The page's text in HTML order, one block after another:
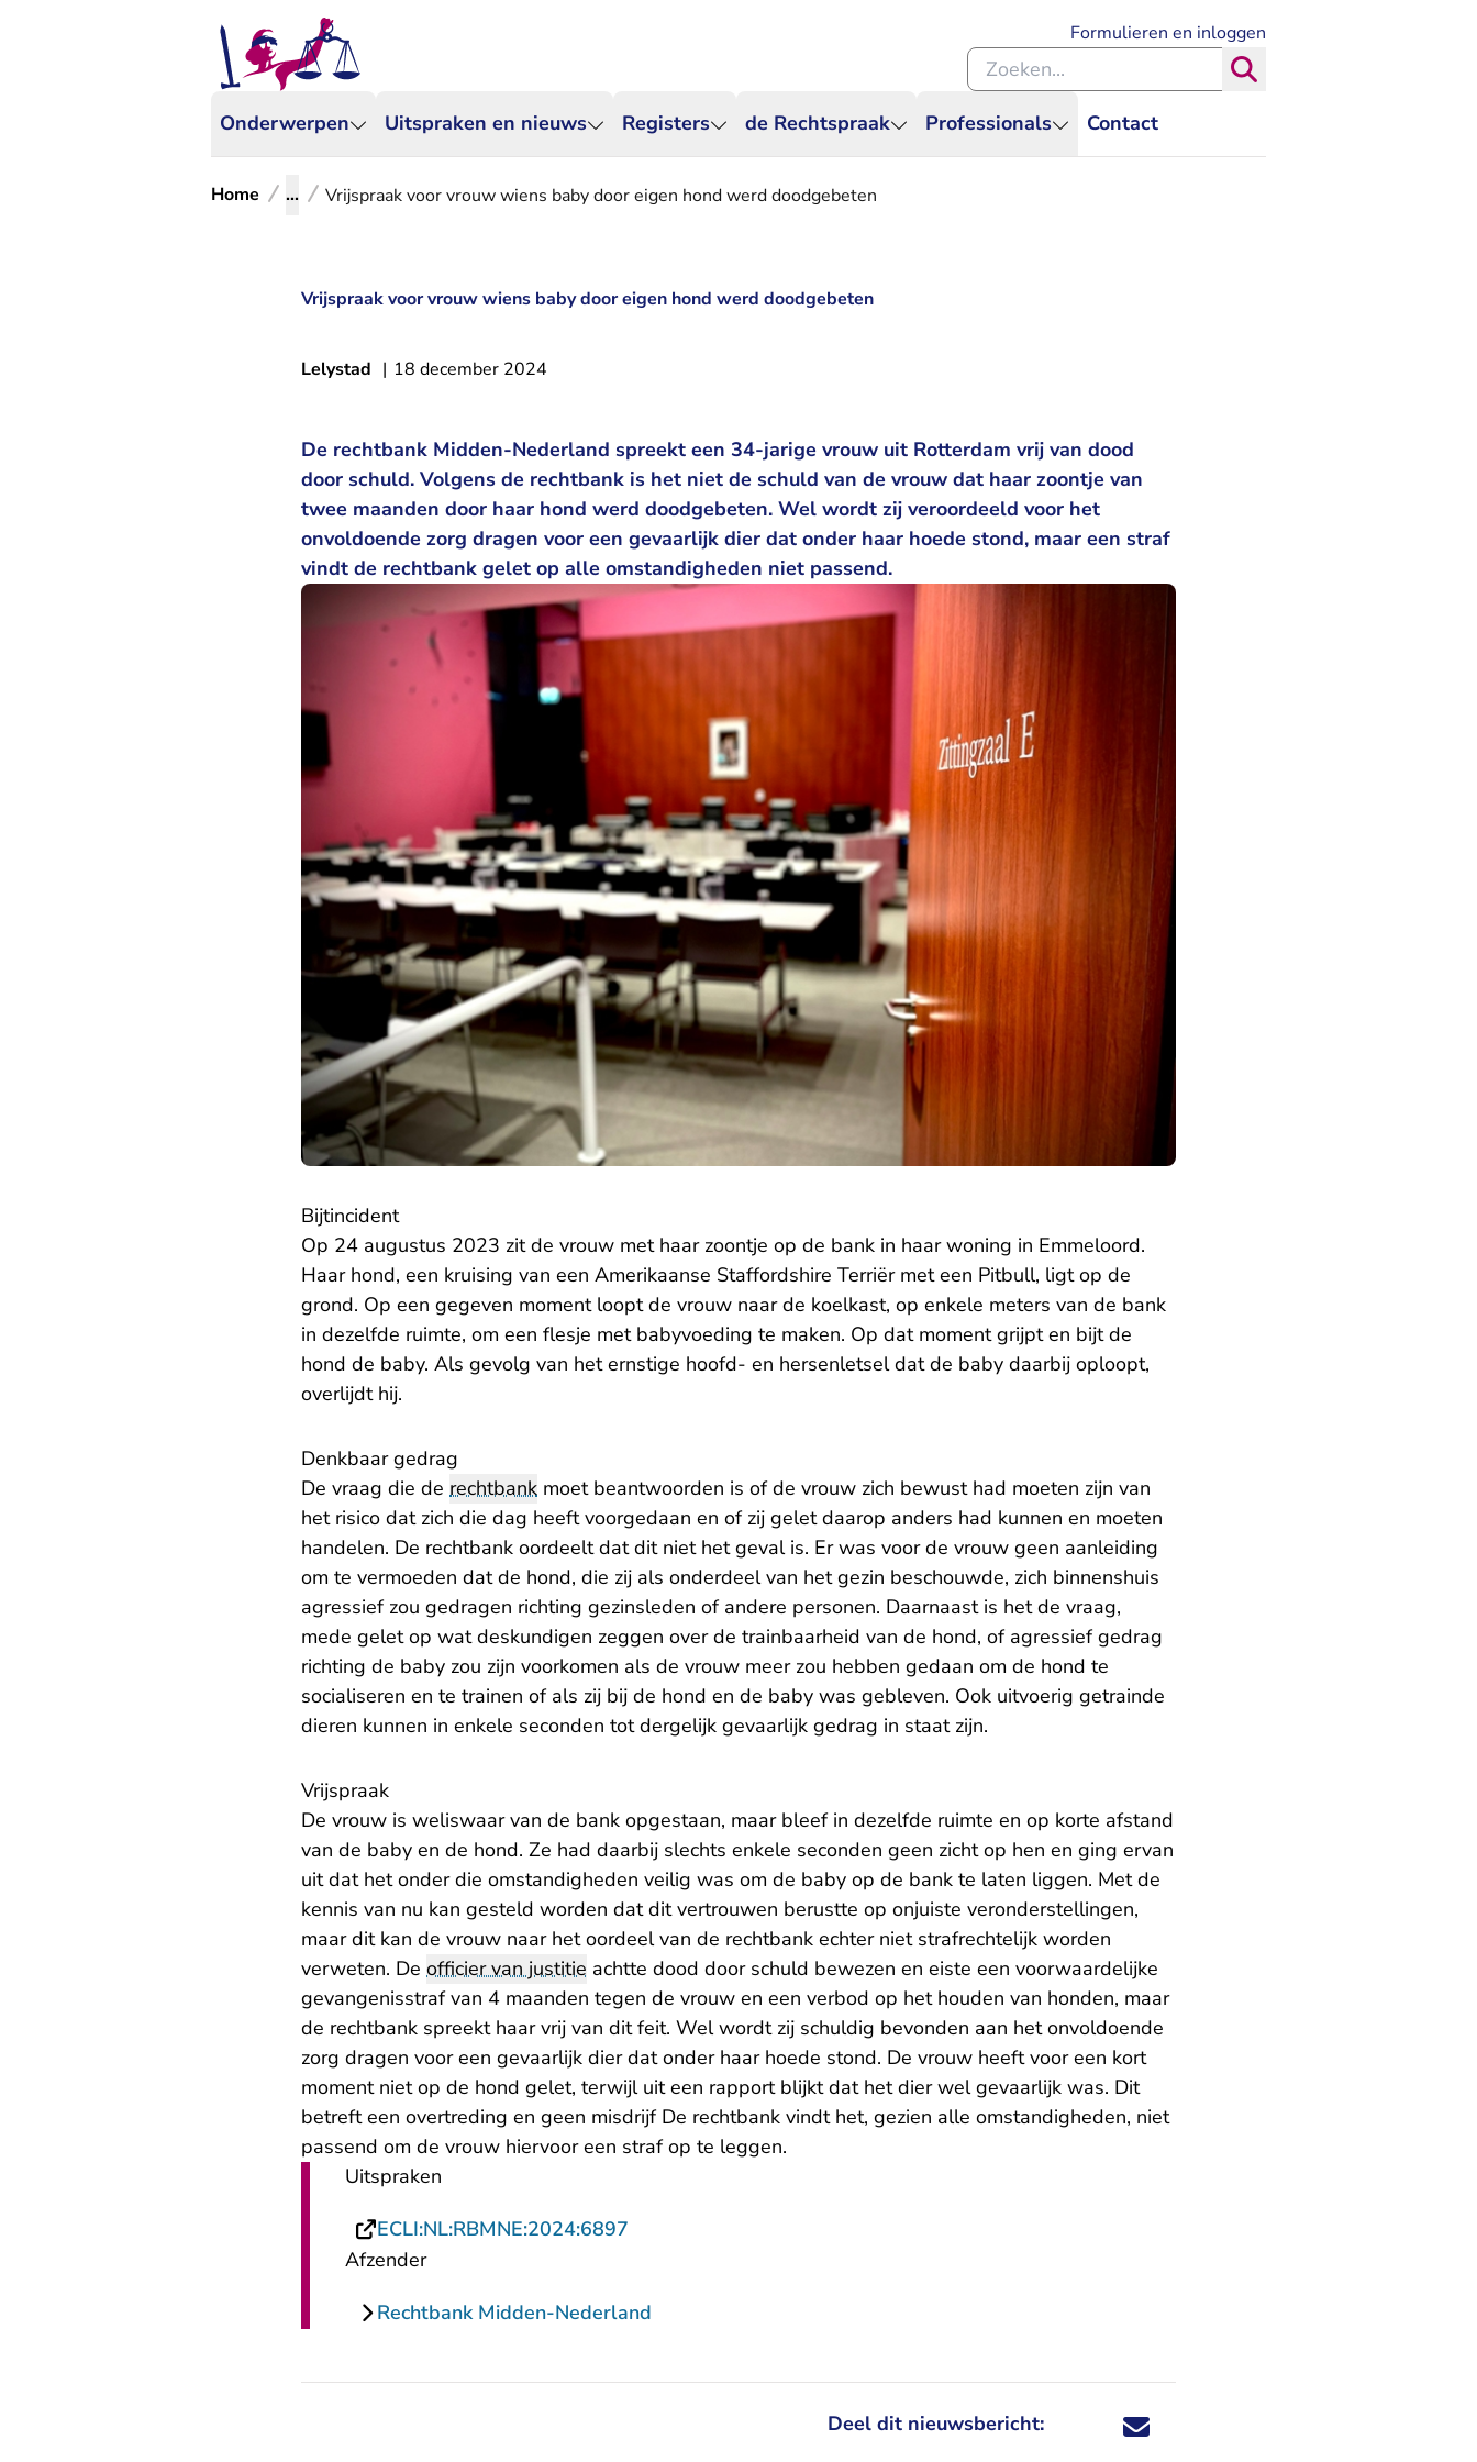
Onderwerpen Uitspraken en nieuws Registers de Rechtspraak Professionals Contact
Formulieren en inloggen
Zoeken binnen de Rechtspraak
Home ... Vrijspraak voor vrouw wiens baby door eigen hond werd doodgebeten
Vrijspraak voor vrouw wiens baby door eigen hond werd doodgebeten
Lelystad | 18 december 2024
De rechtbank Midden-Nederland spreekt een 34-jarige vrouw uit Rotterdam vrij van dood
door schuld. Volgens de rechtbank is het niet de schuld van de vrouw dat haar zoontje van
twee maanden door haar hond werd doodgebeten. Wel wordt zij veroordeeld voor het
onvoldoende zorg dragen voor een gevaarlijk dier dat onder haar hoede stond, maar een straf
vindt de rechtbank gelet op alle omstandigheden niet passend.
Bijtincident
Op 24 augustus 2023 zit de vrouw met haar zoontje op de bank in haar woning in Emmeloord.
Haar hond, een kruising van een Amerikaanse Staffordshire Terriër met een Pitbull, ligt op de
grond. Op een gegeven moment loopt de vrouw naar de koelkast, op enkele meters van de bank
in dezelfde ruimte, om een flesje met babyvoeding te maken. Op dat moment grijpt en bijt de
hond de baby. Als gevolg van het ernstige hoofd- en hersenletsel dat de baby daarbij oploopt,
overlijdt hij.
Denkbaar gedrag
De vraag die de rechtbank moet beantwoorden is of de vrouw zich bewust had moeten zijn van
het risico dat zich die dag heeft voorgedaan en of zij gelet daarop anders had kunnen en moeten
handelen. De rechtbank oordeelt dat dit niet het geval is. Er was voor de vrouw geen aanleiding
om te vermoeden dat de hond, die zij als onderdeel van het gezin beschouwde, zich binnenshuis
agressief zou gedragen richting gezinsleden of andere personen. Daarnaast is het de vraag,
mede gelet op wat deskundigen zeggen over de trainbaarheid van de hond, of agressief gedrag
richting de baby zou zijn voorkomen als de vrouw meer zou hebben gedaan om de hond te
socialiseren en te trainen of als zij bij de hond en de baby was gebleven. Ook uitvoerig getrainde
dieren kunnen in enkele seconden tot dergelijk gevaarlijk gedrag in staat zijn.
Vrijspraak
De vrouw is weliswaar van de bank opgestaan, maar bleef in dezelfde ruimte en op korte afstand
van de baby en de hond. Ze had daarbij slechts enkele seconden geen zicht op hen en ging ervan
uit dat het onder die omstandigheden veilig was om de baby op de bank te laten liggen. Met de
kennis van nu kan gesteld worden dat dit vertrouwen berustte op onjuiste veronderstellingen,
maar dit kan de vrouw naar het oordeel van de rechtbank echter niet strafrechtelijk worden
verweten. De officier van justitie achtte dood door schuld bewezen en eiste een voorwaardelijke
gevangenisstraf van 4 maanden tegen de vrouw en een verbod op het houden van honden, maar
de rechtbank spreekt haar vrij van dit feit. Wel wordt zij schuldig bevonden aan het onvoldoende
zorg dragen voor een gevaarlijk dier dat onder haar hoede stond. De vrouw heeft voor een kort
moment niet op de hond gelet, terwijl uit een rapport blijkt dat het dier wel gevaarlijk was. Dit
betreft een overtreding en geen misdrijf De rechtbank vindt het, gezien alle omstandigheden, niet
passend om de vrouw hiervoor een straf op te leggen.
Uitspraken
ECLI:NL:RBMNE:2024:6897
Afzender
Rechtbank Midden-Nederland
Deel dit nieuwsbericht: Deel dit nieuwsbericht via X - U verlaat
Deel dit nieuwsbericht via Facebook - U
Deel dit nieuwsbericht via e-mail
Deel dit nieuwsbericht via LinkedIn - U